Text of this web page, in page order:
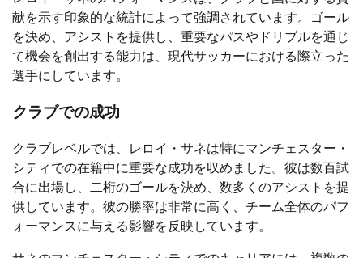
献を示す印象的な統計によって強調されています。ゴール
を決め、アシストを提供し、重要なパスやドリブルを通じ
て機会を創出する能力は、現代サッカーにおける際立った
選手にしています。
クラブでの成功
クラブレベルでは、レロイ・サネは特にマンチェスター・
シティでの在籍中に重要な成功を収めました。彼は数百試
合に出場し、二桁のゴールを決め、数多くのアシストを提
供しています。彼の勝率は非常に高く、チーム全体のパフ
ォーマンスに与える影響を反映しています。